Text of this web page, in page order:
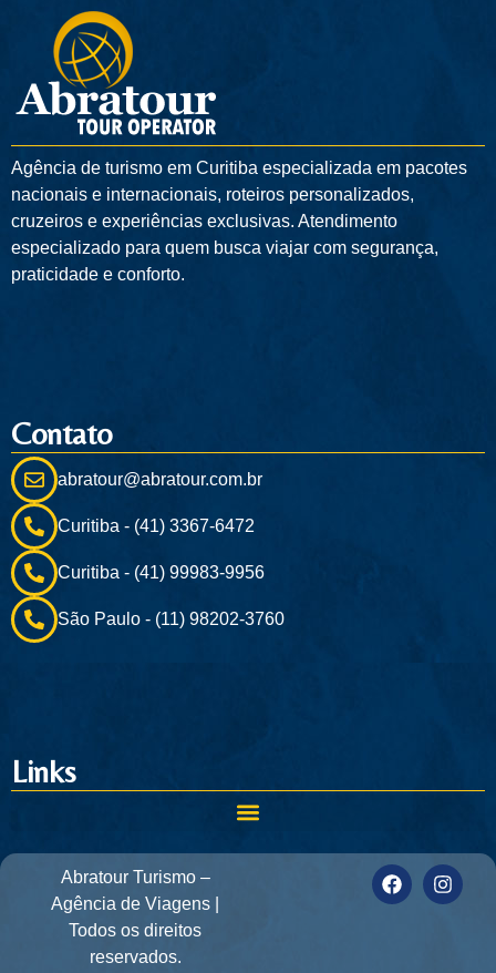
Agência de turismo em Curitiba especializada em pacotes
nacionais e internacionais, roteiros personalizados,
cruzeiros e experiências exclusivas. Atendimento
especializado para quem busca viajar com segurança,
praticidade e conforto.
Contato
abratour@abratour.com.br
Curitiba - (41) 3367-6472
Curitiba - (41) 99983-9956
São Paulo - (11) 98202-3760
Links
Abratour Turismo –
Agência de Viagens |
Todos os direitos
reservados.